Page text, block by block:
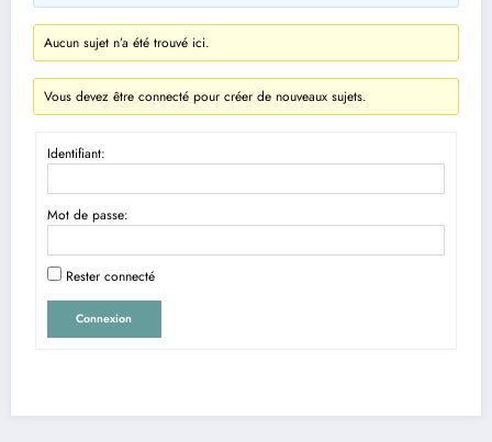
Aucun sujet n’a été trouvé ici.
Vous devez être connecté pour créer de nouveaux sujets.
Identifiant:
Mot de passe:
Rester connecté
Connexion